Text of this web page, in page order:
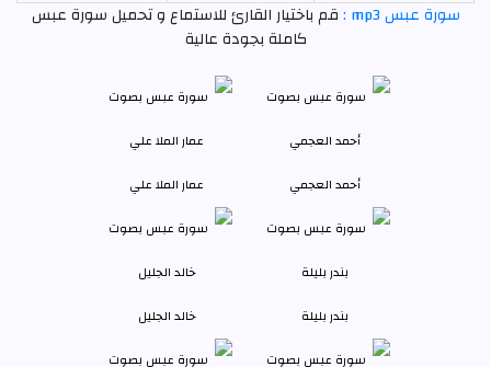
سورة عبس mp3 :
قم باختيار القارئ للاستماع و تحميل سورة عبس
كاملة بجودة عالية
أحمد العجمي عمار الملا علي
بندر بليلة خالد الجليل